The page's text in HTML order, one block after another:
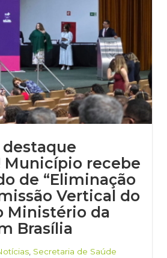
destaque
Município recebe
de “Eliminação
Vertical do
Ministério da
Brasília
Secretaria de Saúde